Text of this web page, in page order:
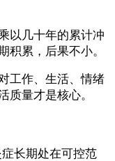
以几十年的累计冲
积累，后果不小。
工作、生活、情绪
质量才是核心。
长期处在可控范